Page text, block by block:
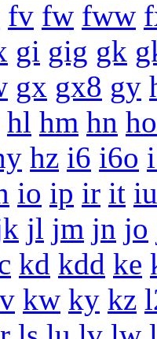
fv fw fww
gi gig gk
gx gx8 gy
hl hm hn ho
hz i6 i6o
io ip ir it iu
jl jm jn jo
kd kdd ke
kw ky kz